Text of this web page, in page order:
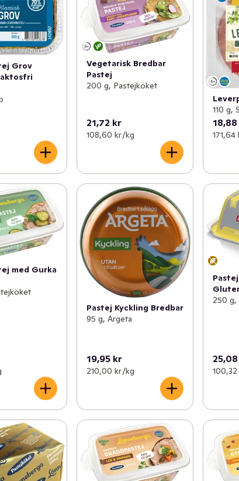
Grov
Vegetarisk Bredbar
Pastej
200 g, Pastejköket
21,72 kr
108,60 kr /kg
110 g,
171,64
med Gurka
Pastej Kyckling Bredbar
95 g, Argeta
19,95 kr
210,00 kr /kg
250 g,